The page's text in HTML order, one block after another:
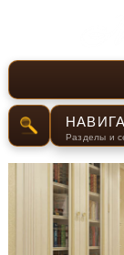
Разделы и
СЕРВИС